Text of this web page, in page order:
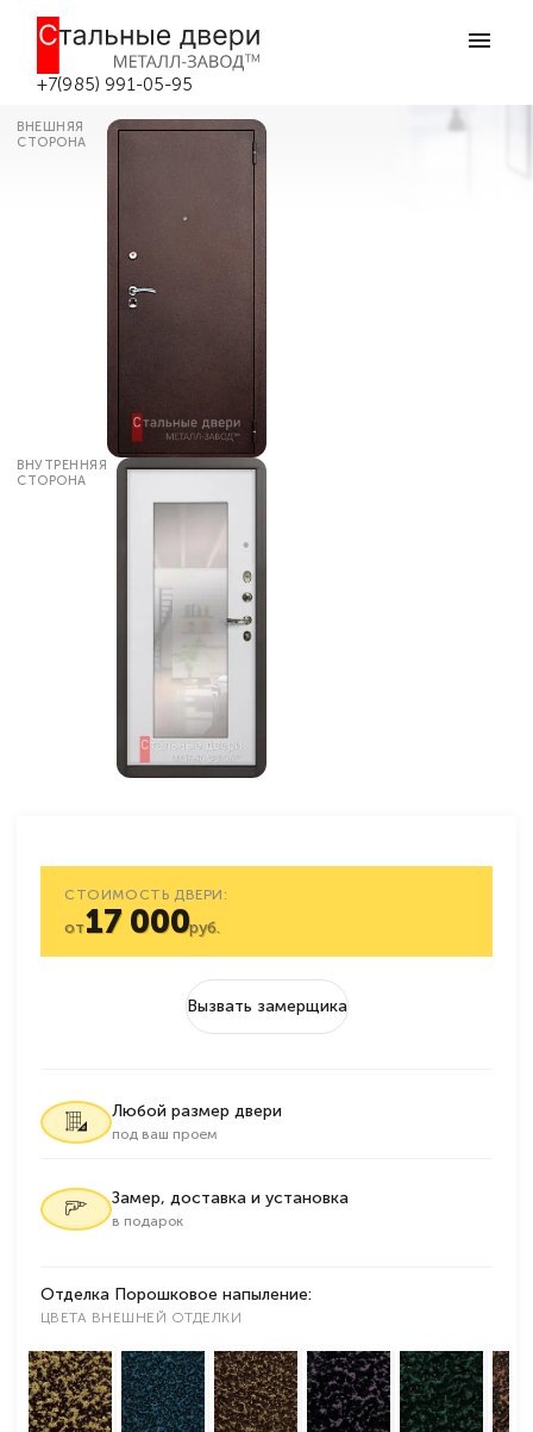
+7(985) 991-05-95
Дверь входная стальная с зеркалом
№71 в Боровске
ВНЕШНЯЯ
СТОРОНА
ВНУТРЕННЯЯ
СТОРОНА
СТОИМОСТЬ ДВЕРИ:
от17 000руб.
Вызвать замерщика
Любой размер двери
под ваш проем
Замер, доставка и установка
в подарок
Отделка Порошковое напыление:
ЦВЕТА ВНЕШНЕЙ ОТДЕЛКИ